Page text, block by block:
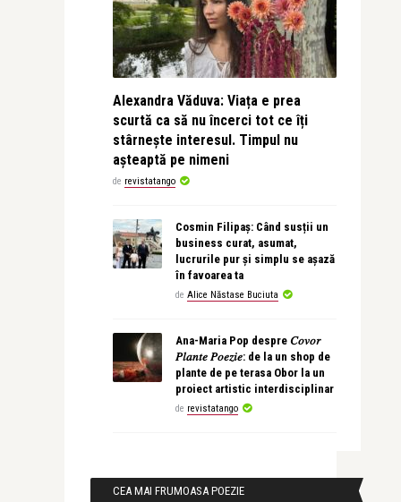
Alexandra Văduva: Viața e prea
scurtă ca să nu încerci tot ce îți
stârnește interesul. Timpul nu
așteaptă pe nimeni
de revistatango
Cosmin Filipaș: Când susții un
business curat, asumat,
lucrurile pur și simplu se așază
în favoarea ta
de Alice Năstase Buciuta
Ana-Maria Pop despre 𝐶𝑜𝑣𝑜𝑟
𝑃𝑙𝑎𝑛𝑡𝑒 𝑃𝑜𝑒𝑧𝑖𝑒: de la un shop de
plante de pe terasa Obor la un
proiect artistic interdisciplinar
de revistatango
CEA MAI FRUMOASA POEZIE